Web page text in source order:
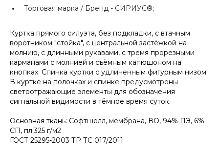
Торговая марка / Бренд - СИРИУС®;
Куртка прямого силуэта, без подкладки, с втачным
воротником "стойка", с центральной застёжкой на
молнию, с длинными рукавами, с тремя прорезными
карманами с молнией и съёмным капюшоном на
кнопках. Спинка куртки с удлиненным фигурным низом.
В куртке на полочках и спинке предусмотрены
светоотражающие элементы для обозначения
сигнальной видимости в тёмное время суток.
Основная ткань: Софтшелл, мембрана, ВО, 94% ПЭ, 6%
СП, пл.325 г/м2
ГОСТ 25295-2003 ТР ТС 017/2011